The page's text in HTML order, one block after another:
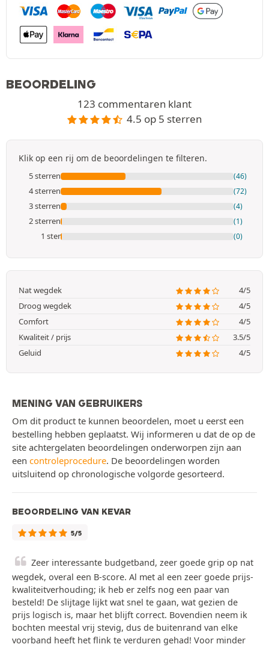
BEOORDELING
123 commentaren klant
4.5 op 5 sterren
Klik op een rij om de beoordelingen te filteren.
5 sterren (46)
4 sterren (72)
3 sterren (4)
2 sterren (1)
1 ster (0)
Nat wegdek
4/5
Droog wegdek
4/5
Comfort
4/5
Kwaliteit / prijs
3.5/5
Geluid
4/5
MENING VAN GEBRUIKERS
Om dit product te kunnen beoordelen, moet u eerst een
bestelling hebben geplaatst. Wij informeren u dat de op de
site achtergelaten beoordelingen onderworpen zijn aan
een controleprocedure. De beoordelingen worden
uitsluitend op chronologische volgorde gesorteerd.
BEOORDELING VAN KEVAR
5/5
Zeer interessante budgetband, zeer goede grip op nat
wegdek, overal een B-score. Al met al een zeer goede prijs-
kwaliteitverhouding; ik heb er zelfs nog een paar van
besteld! De slijtage lijkt wat snel te gaan, wat gezien de
prijs logisch is, maar het blijft correct. Bovendien neem ik
bochten meestal vrij stevig, dus de buitenrand van elke
voorband heeft het flink te verduren gehad! Voor minder